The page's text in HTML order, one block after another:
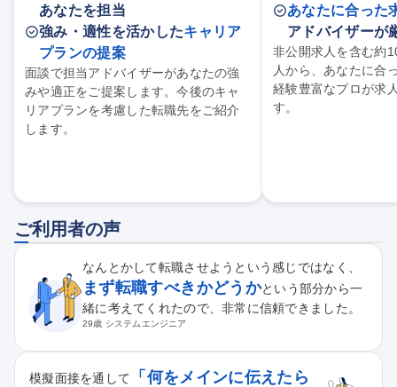
あなたを担当
強み・適性を活かしたキャリア
プランの提案
面談で担当アドバイザーがあなたの強
みや適正をご提案します。今後のキャ
リアプランを考慮した転職先をご紹介
します。
あなたに合った
アドバイザーが
非公開求人を含む約
人から、あなたに合
経験豊富なプロが求
す。
ご利用者の声
なんとかして転職させようという感じではなく、
まず転職すべきかどうかという部分から一
緒に考えてくれたので、非常に信頼できました。
29歳 システムエンジニア
模擬面接を通して
「何をメインに伝えたら